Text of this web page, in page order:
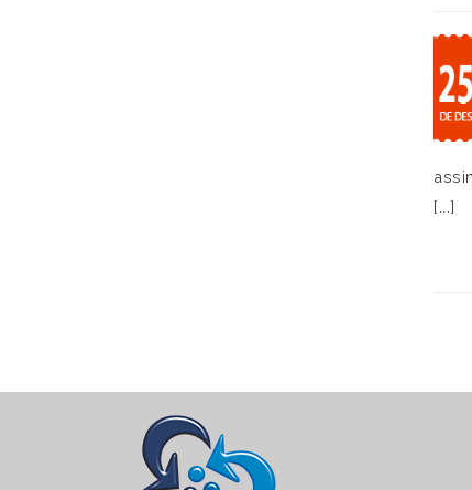
[...]